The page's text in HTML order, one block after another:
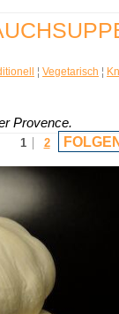
¦ Vegetarisch ¦
Provence.
1 2